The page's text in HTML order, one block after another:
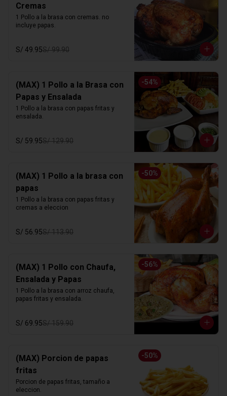
Cremas
1 Pollo a la brasa con cremas. no
incluye papas.
S/ 49.95S/ 99.90
-54%
(MAX) 1 Pollo a la Brasa con
Papas y Ensalada
1 Pollo a la brasa con papas fritas y
ensalada.
S/ 59.95S/ 129.90
-50%
(MAX) 1 Pollo a la brasa con
papas
1 Pollo a la brasa con papas fritas y
cremas a eleccion
S/ 56.95S/ 113.90
-56%
(MAX) 1 Pollo con Chaufa,
Ensalada y Papas
1 Pollo a la brasa con arroz chaufa,
papas fritas y ensalada.
S/ 69.95S/ 159.90
-50%
(MAX) Porcion de papas
fritas
Porcion de papas fritas, tamaño a
eleccion.